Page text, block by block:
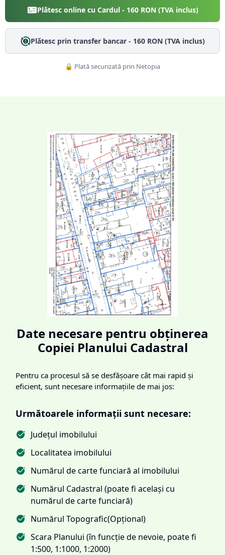
Plătesc online cu Cardul - 160RON (TVA inclus)
Plătesc prin transfer bancar - 160RON (TVA inclus)
🔒 Plată securizată prin Netopia
Date necesare pentru obținerea
Copiei Planului Cadastral
Pentru ca procesul să se desfășoare cât mai rapid și
eficient, sunt necesare informațiile de mai jos:
Următoarele informații sunt necesare:
Județul imobilului
Localitatea imobilului
Numărul de carte funciară al imobilului
Numărul Cadastral (poate fi același cu
numărul de carte funciară)
Numărul Topografic(Opțional)
Scara Planului (în funcție de nevoie, poate fi
1:500, 1:1000, 1:2000)